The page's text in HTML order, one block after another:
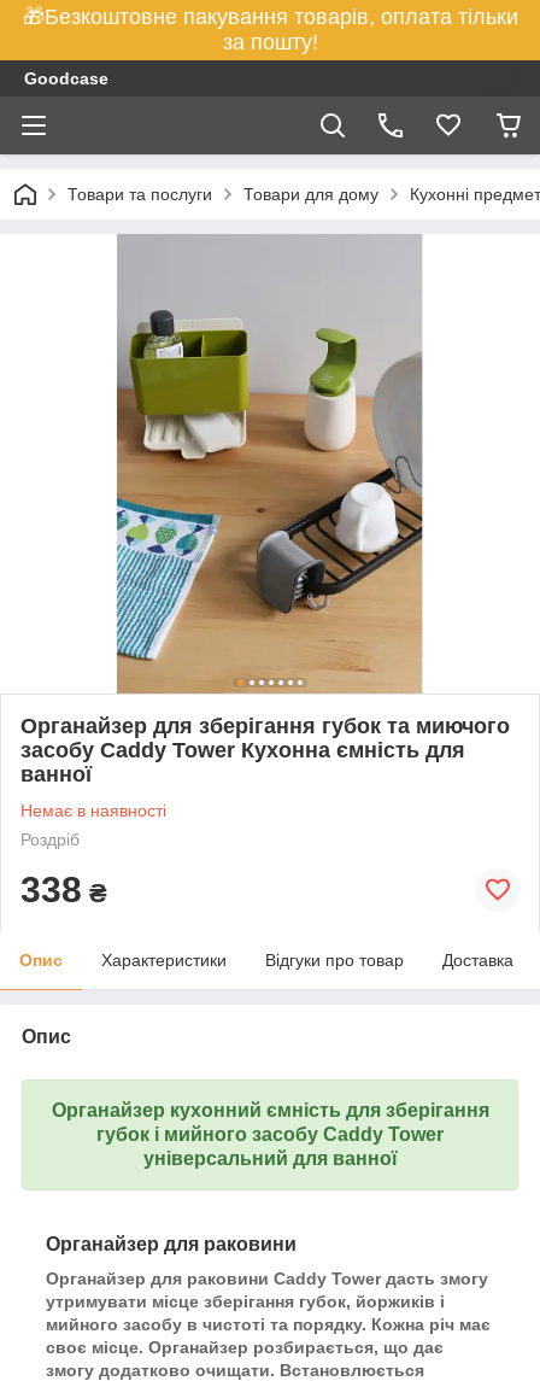
🎁Безкоштовне пакування товарів, оплата тільки
за пошту!
Goodcase
Товари та послуги Товари для дому Кухонні
Органайзер для зберігання губок та миючого
засобу Caddy Tower Кухонна ємність для
ванної
Немає в наявності
Роздріб
338 ₴
Опис Характеристики Відгуки про товар Доставка
Опис
Органайзер кухонний ємність для зберігання
губок і мийного засобу Caddy Tower
універсальний для ванної
Органайзер для раковини
Органайзер для раковини Caddy Tower дасть змогу
утримувати місце зберігання губок, йоржиків і
мийного засобу в чистоті та порядку. Кожна річ має
своє місце. Органайзер розбирається, що дає
змогу додатково очищати. Встановлюється